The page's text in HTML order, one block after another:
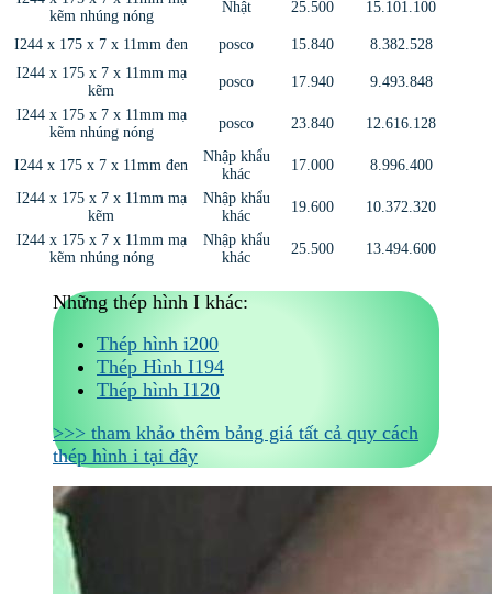
kẽm nhúng nóng
Nhật 25.500 15.101.100
I244 x 175 x 7 x 11mm đen posco 15.840
8.382.528
I244 x 175 x 7 x 11mm mạ
kẽm
posco 17.940
9.493.848
I244 x 175 x 7 x 11mm mạ
kẽm nhúng nóng
posco 23.840 12.616.128
I244 x 175 x 7 x 11mm đen
Nhập khẩu
khác
17.000
8.996.400
I244 x 175 x 7 x 11mm mạ
kẽm
Nhập khẩu
khác
19.600
10.372.320
I244 x 175 x 7 x 11mm mạ
kẽm nhúng nóng
Nhập khẩu
khác
25.500 13.494.600
Những thép hình I khác:
Thép hình i200
Thép Hình I194
Thép hình I120
>>> tham khảo thêm bảng giá tất cả quy cách
thép hình i tại đây